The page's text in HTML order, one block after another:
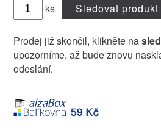
ks Sledovat produkt
Prodej již skončil, klikněte na
upozorníme, až bude znovu
odeslání.